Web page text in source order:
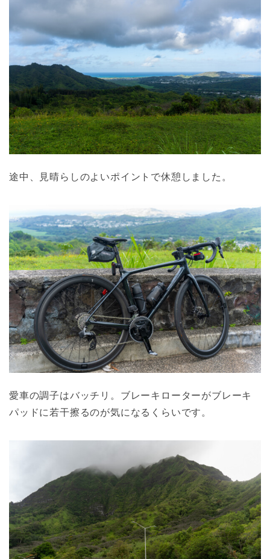
途中、見晴らしのよいポイントで休憩しました。
愛車の調子はバッチリ。ブレーキローターがブレーキ
パッドに若干擦るのが気になるくらいです。